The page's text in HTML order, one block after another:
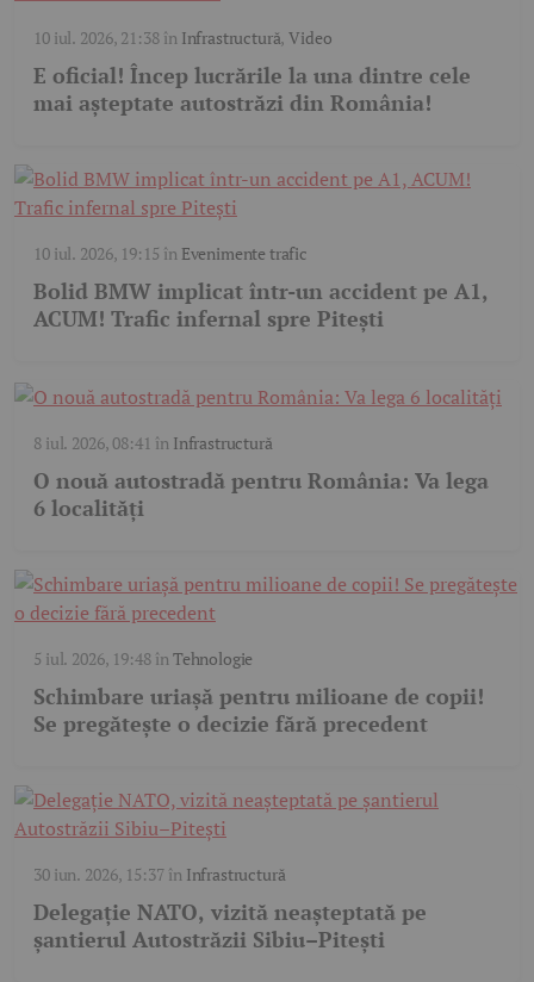
10 iul. 2026, 21:38în Infrastructură,Video
E oficial! Încep lucrările la una dintre cele
mai așteptate autostrăzi din România!
10 iul. 2026, 19:15 în Evenimente trafic
Bolid BMW implicat într-un accident pe A1,
ACUM! Trafic infernal spre Pitești
8 iul. 2026, 08:41 în Infrastructură
O nouă autostradă pentru România: Va lega
6 localități
5 iul. 2026, 19:48înTehnologie
Schimbare uriașă pentru milioane de copii!
Se pregătește o decizie fără precedent
30 iun. 2026, 15:37în Infrastructură
Delegație NATO, vizită neașteptată pe
șantierul Autostrăzii Sibiu–Pitești